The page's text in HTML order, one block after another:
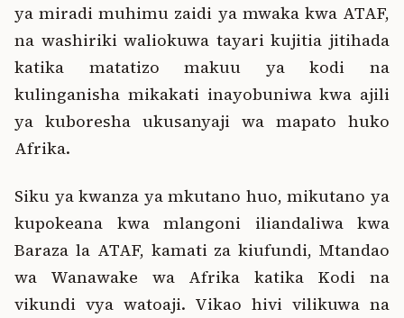
ya miradi muhimu zaidi ya mwaka kwa ATAF,
na washiriki waliokuwa tayari kujitia jitihada
katika matatizo makuu ya kodi na
kulinganisha mikakati inayobuniwa kwa ajili
ya kuboresha ukusanyaji wa mapato huko
Afrika.
Siku ya kwanza ya mkutano huo, mikutano ya
kupokeana kwa mlangoni iliandaliwa kwa
Baraza la ATAF, kamati za kiufundi, Mtandao
wa Wanawake wa Afrika katika Kodi na
vikundi vya watoaji. Vikao hivi vilikuwa na